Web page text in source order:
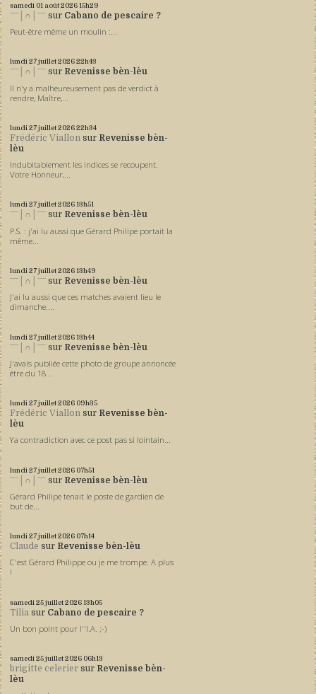
samedi 01 août 202615h29
ˉˉˉ│∩│ˉˉˉ sur Cabano de pescaire ?
Peut-être même un moulin :...
lundi 27juillet 202622h43
ˉˉˉ│∩│ˉˉˉ sur Revenisse bèn-lèu
Il n'y a malheureusement pas de verdict à
rendre, Maître,...
lundi 27juillet 202622h34
Frédéric Viallon sur Revenisse bèn-
lèu
Indubitablement les indices se recoupent.
Votre Honneur,...
lundi 27juillet 202613h51
ˉˉˉ│∩│ˉˉˉ sur Revenisse bèn-lèu
P.S. : j'ai lu aussi que Gérard Philipe portait la
même...
lundi 27juillet 202613h49
ˉˉˉ│∩│ˉˉˉ sur Revenisse bèn-lèu
J'ai lu aussi que ces matches avaient lieu le
dimanche....
lundi 27juillet 202613h44
ˉˉˉ│∩│ˉˉˉ sur Revenisse bèn-lèu
J'avais publiée cette photo de groupe annoncée
être du 18...
lundi 27juillet 2026 09h35
Frédéric Viallon sur Revenisse bèn-
lèu
Ya contradiction avec ce post pas si lointain...
lundi 27juillet 2026 07h51
ˉˉˉ│∩│ˉˉˉ sur Revenisse bèn-lèu
Gérard Philipe tenait le poste de gardien de
but de...
lundi 27juillet 2026 07h14
Claude sur Revenisse bèn-lèu
C'est Gérard Philippe ou je me trompe. A plus
!
samedi 25juillet 202613h05
Tilia sur Cabano de pescaire ?
Un bon point pour l''I.A. ;-)
samedi 25juillet 2026 06h13
brigitte celerier sur Revenisse bèn-
lèu